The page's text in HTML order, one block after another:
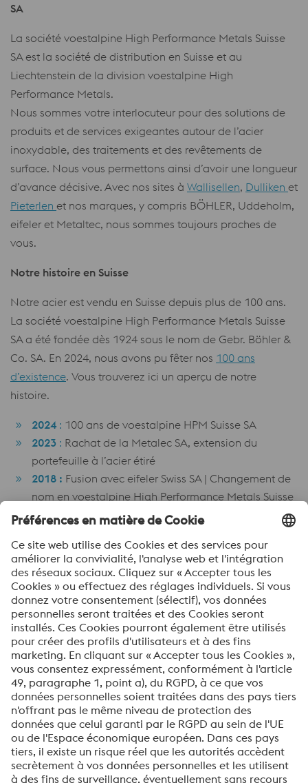
SA
La société voestalpine High Performance Metals Suisse
SA est la société de distribution en Suisse et au
Liechtenstein de la division voestalpine High
Performance Metals.
Nous sommes votre interlocuteur pour des solutions de
produits et de services exigeantes autour de l’acier
inoxydable, des traitements et des revêtements de
surface. Nous vous permettons ainsi d’avoir une longueur
d’avance décisive. Avec nos sites à Wallisellen, Dulliken et
Pieterlen et nos marques, y compris BÖHLER, Uddeholm,
eifeler et Metaltec, nous sommes toujours proches de
vous.
Notre histoire en Suisse
Notre acier est vendu en Suisse depuis plus de 100 ans.
La société voestalpine High Performance Metals Suisse
SA a été fondée dès 1924 sous le nom de Gebr. Böhler &
Co. SA. En 2024, nous avons pu fêter nos 100 ans
d’existence. Vous trouverez ici un aperçu de notre
histoire.
2024 : 100 ans de voestalpine HPM Suisse SA
2023 : Rachat de la Metalec SA, extension du
portefeuille à l’acier étiré
2018 : Fusion avec eifeler Swiss SA | Changement de
nom en voestalpine High Performance Metals Suisse
SA
Suisse SA | Représentation de Uddeholm AB, Hagfors
2007 :Déménagement dans la Hertistrasse 15,
Wallisellen | Reprise par voestalpine
1991 :Réorganisation du groupe Böhler en Böhler-
Uddeholm SA
1987:Construction d’un nouvel entrepôt central à
Wallisellen
1951:Ouverture d’une filiale pour la Suisse
Romande, Genève​
1924 : Création de la société Gebr. Böhler & Co. SA
1920:Installation d’un entrepôt & de bureaux à
Wallisellen
1881:Première vente d’acier Böhler en Suisse